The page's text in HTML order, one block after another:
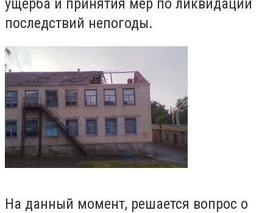
ущерба и принятия мер по ликвидации
последствий непогоды.
На данный момент, решается вопрос о